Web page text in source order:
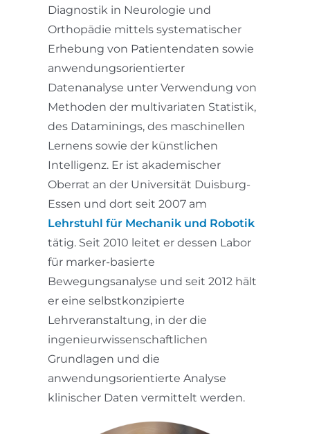
Diagnostik in Neurologie und
Orthopädie mittels systematischer
Erhebung von Patientendaten sowie
anwendungsorientierter
Datenanalyse unter Verwendung von
Methoden der multivariaten Statistik,
des Dataminings, des maschinellen
Lernens sowie der künstlichen
Intelligenz. Er ist akademischer
Oberrat an der Universität Duisburg-
Essen und dort seit 2007 am
Lehrstuhl für Mechanik und Robotik
tätig. Seit 2010 leitet er dessen Labor
für marker-basierte
Bewegungsanalyse und seit 2012 hält
er eine selbstkonzipierte
Lehrveranstaltung, in der die
ingenieurwissenschaftlichen
Grundlagen und die
anwendungsorientierte Analyse
klinischer Daten vermittelt werden.